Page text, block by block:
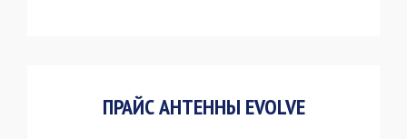
ПРАЙС АНТЕННЫ EVOLVE